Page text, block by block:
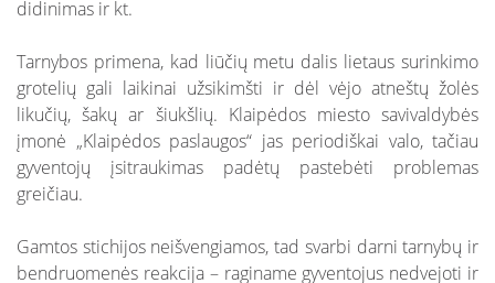
didinimas ir kt.
Tarnybos primena, kad liūčių metu dalis lietaus surinkimo
grotelių gali laikinai užsikimšti ir dėl vėjo atneštų žolės
likučių, šakų ar šiukšlių. Klaipėdos miesto savivaldybės
įmonė „Klaipėdos paslaugos“ jas periodiškai valo, tačiau
gyventojų įsitraukimas padėtų pastebėti problemas
greičiau.
Gamtos stichijos neišvengiamos, tad svarbi darni tarnybų ir
bendruomenės reakcija – raginame gyventojus nedvejoti ir